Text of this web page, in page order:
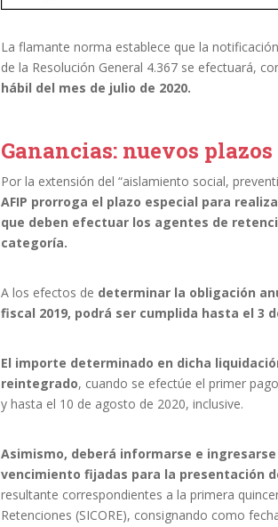
La flamante norma establece que la
de la Resolución General 4.367 se efectuará,
hábil del mes de julio de 2020.
Ganancias: nuevos plazos
Por la extensión del “aislamiento social,
AFIP prorroga el plazo especial para
que deben efectuar los agentes de
categoría.
A los efectos de determinar la obligación
fiscal 2019, podrá ser cumplida hasta el 3
El importe determinado en dicha
reintegrado, cuando se efectúe el primer
y hasta el 10 de agosto de 2020, inclusive.
Asimismo, deberá informarse e
vencimiento fijadas para la presentación
resultante correspondientes a la primera
Retenciones (SICORE), consignando como